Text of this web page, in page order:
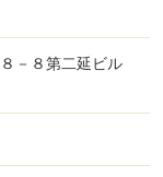
－８第二延ビル